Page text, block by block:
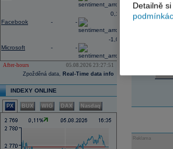
Facebook - -
0,14
Microsoft - -
-1,09
After-hours
05.08.2026 23:27:51
Zpožděná data, Real-Time data info
INDEXY ONLINE
PX BUX WIG DAX Nasdaq
Reklama
Detailně